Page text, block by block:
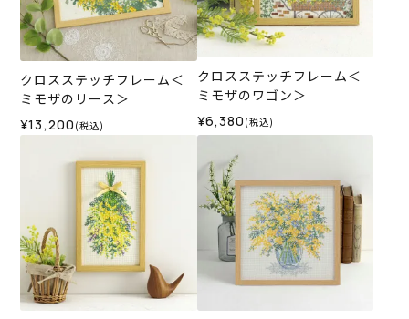
クロスステッチフレーム＜
ミモザのリース＞
¥13,200 (税込)
クロスステッチフレーム＜
ミモザのワゴン＞
¥6,380 (税込)